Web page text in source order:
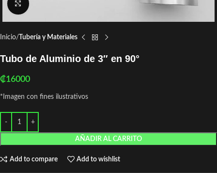
Click to enlarge
Inicio Tubería y Materiales
Tubo de Aluminio de 3″ en 90°
₡16000
*Imagen con fines ilustrativos
AÑADIR AL CARRITO
Add to compare Add to wishlist